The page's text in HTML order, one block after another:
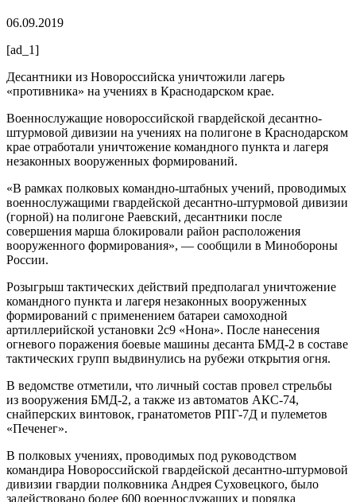
06.09.2019
[ad_1]
Десантники из Новороссийска уничтожили лагерь
«противника» на учениях в Краснодарском крае.
Военнослужащие новороссийской гвардейской десантно-
штурмовой дивизии на учениях на полигоне в Краснодарском
крае отработали уничтожение командного пункта и лагеря
незаконных вооруженных формирований.
«В рамках полковых командно-штабных учений, проводимых
военнослужащими гвардейской десантно-штурмовой дивизии
(горной) на полигоне Раевский, десантники после
совершения марша блокировали район расположения
вооруженного формирования», — сообщили в Минобороны
России.
Розыгрыш тактических действий предполагал уничтожение
командного пункта и лагеря незаконных вооруженных
формирований с применением батареи самоходной
артиллерийской установки 2с9 «Нона». После нанесения
огневого поражения боевые машины десанта БМД-2 в составе
тактических групп выдвинулись на рубежи открытия огня.
В ведомстве отметили, что личный состав провел стрельбы
из вооружения БМД-2, а также из автоматов АКС-74,
снайперских винтовок, гранатометов РПГ-7Д и пулеметов
«Печенег».
В полковых учениях, проводимых под руководством
командира Новороссийской гвардейской десантно-штурмовой
дивизии гвардии полковника Андрея Суховецкого, было
задействовано более 600 военнослужащих и порядка